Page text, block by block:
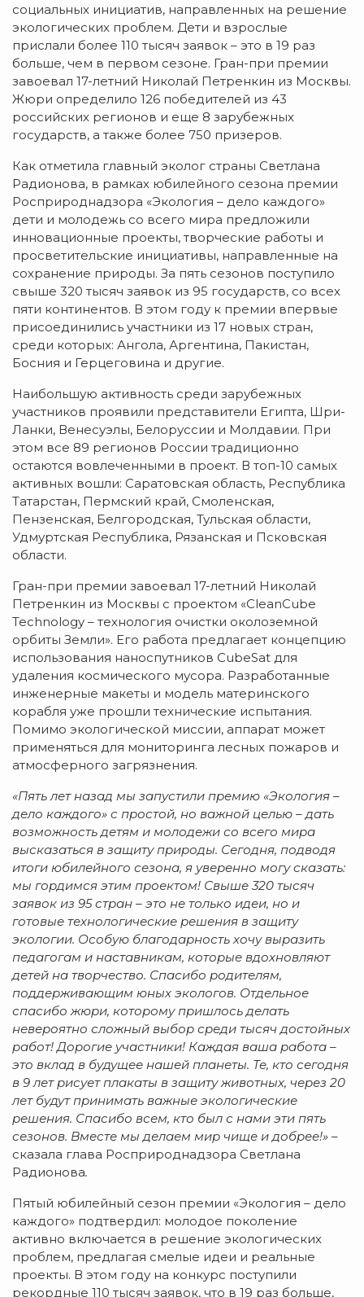
социальных инициатив, направленных на решение
экологических проблем. Дети и взрослые
прислали более 110 тысяч заявок – это в 19 раз
больше, чем в первом сезоне. Гран-при премии
завоевал 17-летний Николай Петренкин из Москвы.
Жюри определило 126 победителей из 43
российских регионов и еще 8 зарубежных
государств, а также более 750 призеров.
Как отметила главный эколог страны Светлана
Радионова, в рамках юбилейного сезона премии
Росприроднадзора «Экология – дело каждого»
дети и молодежь со всего мира предложили
инновационные проекты, творческие работы и
просветительские инициативы, направленные на
сохранение природы. За пять сезонов поступило
свыше 320 тысяч заявок из 95 государств, со всех
пяти континентов. В этом году к премии впервые
присоединились участники из 17 новых стран,
среди которых: Ангола, Аргентина, Пакистан,
Босния и Герцеговина и другие.
Наибольшую активность среди зарубежных
участников проявили представители Египта, Шри-
Ланки, Венесуэлы, Белоруссии и Молдавии. При
этом все 89 регионов России традиционно
остаются вовлеченными в проект. В топ-10 самых
активных вошли: Саратовская область, Республика
Татарстан, Пермский край, Смоленская,
Пензенская, Белгородская, Тульская области,
Удмуртская Республика, Рязанская и Псковская
области.
Гран-при премии завоевал 17-летний Николай
Петренкин из Москвы с проектом «CleanCube
Technology – технология очистки околоземной
орбиты Земли». Его работа предлагает концепцию
использования наноспутников CubeSat для
удаления космического мусора. Разработанные
инженерные макеты и модель материнского
корабля уже прошли технические испытания.
Помимо экологической миссии, аппарат может
применяться для мониторинга лесных пожаров и
атмосферного загрязнения.
«Пять лет назад мы запустили премию «Экология –
дело каждого» с простой, но важной целью – дать
возможность детям и молодежи со всего мира
высказаться в защиту природы. Сегодня, подводя
итоги юбилейного сезона, я уверенно могу сказать:
мы гордимся этим проектом! Свыше 320 тысяч
заявок из 95 стран – это не только идеи, но и
готовые технологические решения в защиту
экологии. Особую благодарность хочу выразить
педагогам и наставникам, которые вдохновляют
детей на творчество. Спасибо родителям,
поддерживающим юных экологов. Отдельное
спасибо жюри, которому пришлось делать
невероятно сложный выбор среди тысяч достойных
работ! Дорогие участники! Каждая ваша работа –
это вклад в будущее нашей планеты. Те, кто сегодня
в 9 лет рисует плакаты в защиту животных, через 20
лет будут принимать важные экологические
решения. Спасибо всем, кто был с нами эти пять
сезонов. Вместе мы делаем мир чище и добрее!» –
сказала глава Росприроднадзора Светлана
Радионова.
Пятый юбилейный сезон премии «Экология – дело
каждого» подтвердил: молодое поколение
активно включается в решение экологических
проблем, предлагая смелые идеи и реальные
проекты. В этом году на конкурс поступили
рекордные 110 тысяч заявок, что в 19 раз больше,